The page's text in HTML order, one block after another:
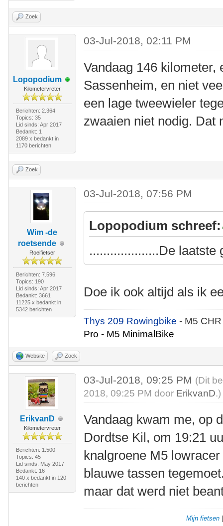
Zoek
Lopopodium
Kilometervreter
Berichten: 2.364
Topics: 35
Lid sinds: Apr 2017
Bedankt: 1
2089 x bedankt in
1170 berichten
03-Jul-2018, 02:11 PM
Vandaag 146
Sassenheim, en niet
een lage tweewieler
zwaaien niet nodig. Dat
Zoek
Wim -de
roetsende
Roeifietser
Berichten: 7.596
Topics: 190
Lid sinds: Apr 2017
Bedankt: 3661
11225 x bedankt in
5342 berichten
03-Jul-2018, 07:56 PM
Lopopodium schreef:
....................De laatste
Doe ik ook altijd als ik
Thys 209 Rowingbike- M5
Pro - M5 MinimalBike
Website Zoek
ErikvanD
Kilometervreter
Berichten: 1.500
Topics: 45
Lid sinds: May 2017
Bedankt: 16
140 x bedankt in 120
berichten
03-Jul-2018, 09:25 PM (Dit
2018, 09:25 PM door ErikvanD.)
Vandaag kwam me, op
Dordtse Kil, om 19:21
knalgroene M5
blauwe tassen
maar dat werd niet
Mijn fietsen